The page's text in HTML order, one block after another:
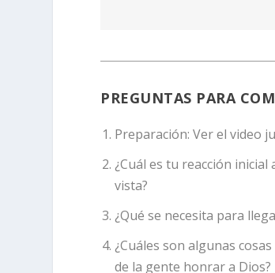
PREGUNTAS PARA
Preparación:Ver el video
¿Cuál es tu reacción
vista?
¿Qué se necesita para
¿Cuáles son algunas
de la gente honrar a Dios?